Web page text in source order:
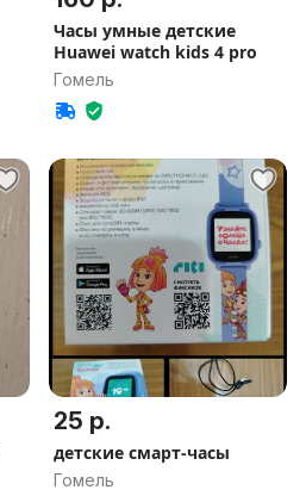
Часы умные детские
Huawei watch kids 4 pro
Гомель
25 р.
детские смарт-часы
Гомель